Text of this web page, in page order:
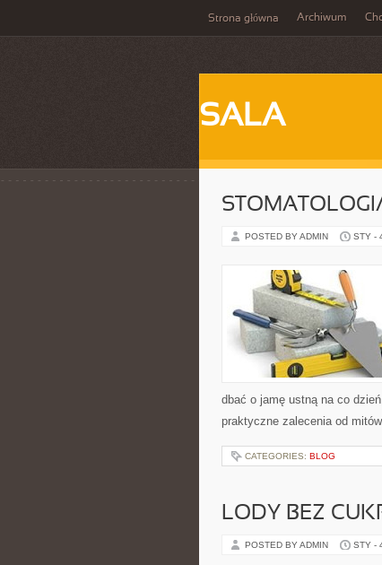
Strona główna Archiwum
SALA
POSTED BY ADMIN STY -
dbać o jamę ustną na co
praktyczne zalecenia od
CATEGORIES: BLOG
LODY BEZ
POSTED BY ADMIN STY -